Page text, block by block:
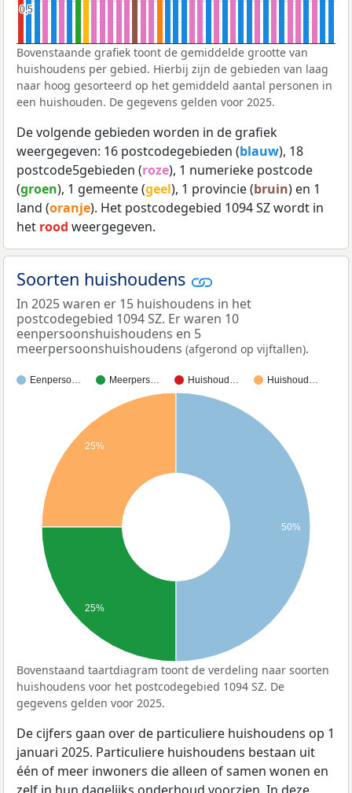
0,5
0,5
Bovenstaande grafiek toont de gemiddelde grootte van
huishoudens per gebied. Hierbij zijn de gebieden van laag
naar hoog gesorteerd op het gemiddeld aantal personen in
een huishouden. De gegevens gelden voor 2025.
De volgende gebieden worden in de grafiek
weergegeven: 16 postcodegebieden (blauw), 18
postcode5gebieden (roze), 1 numerieke postcode
(groen), 1 gemeente (geel), 1 provincie (bruin) en 1
land (oranje). Het postcodegebied 1094 SZ wordt in
het rood weergegeven.
Soorten huishoudens
In 2025 waren er 15 huishoudens in het
postcodegebied 1094 SZ. Er waren 10
eenpersoonshuishoudens en 5
meerpersoonshuishoudens (afgerond op vijftallen).
Eenperso… Meerpers… Huishoud… Huishoud…
25%
25%
50%
Bovenstaand taartdiagram toont de verdeling naar soorten
huishoudens voor het postcodegebied 1094 SZ. De
gegevens gelden voor 2025.
De cijfers gaan over de particuliere huishoudens op 1
januari 2025. Particuliere huishoudens bestaan uit
één of meer inwoners die alleen of samen wonen en